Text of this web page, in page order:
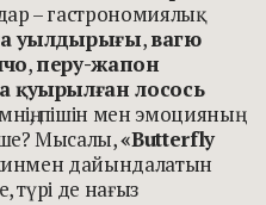
– гастрономиялық
уылдырығы,вагю
,перу-жапон
қуырылған лосось
пішін мен эмоцияның
ше? Мысалы,«Butterfly
дайындалатын
түрі де нағыз